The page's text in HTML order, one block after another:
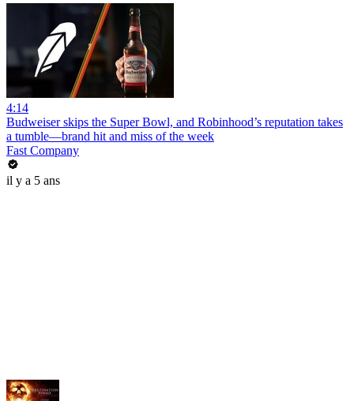
4:14
Budweiser skips the Super Bowl, and Robinhood’s reputation takes
a tumble—brand hit and miss of the week
Fast Company
il y a 5 ans